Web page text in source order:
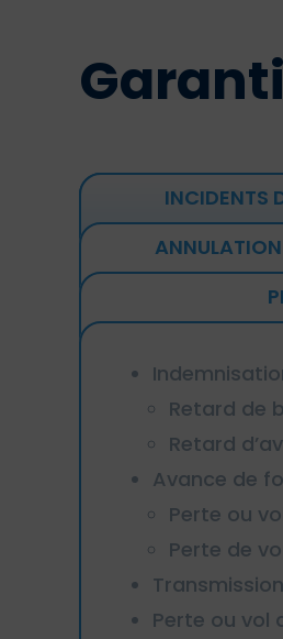
INCIDENTS
Retard de
Retard
Avance de
Perte ou
Perte de
Perte ou vol